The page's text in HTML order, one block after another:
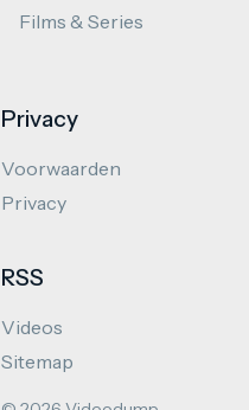
Films & Series
Privacy
Voorwaarden
Privacy
RSS
Videos
Sitemap